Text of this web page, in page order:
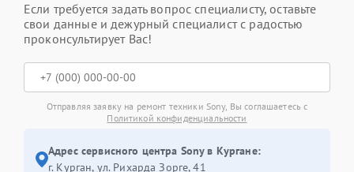
Если требуется задать вопрос специалисту, оставьте
свои данные и дежурный специалист с радостью
проконсультирует Вас!
Отправляя заявку на ремонт техники Sony, Вы соглашаетесь с
Политикой конфиденциальности
Адрес сервисного центра Sony в Кургане:
г. Курган, ул. Рихарда Зорге, 41